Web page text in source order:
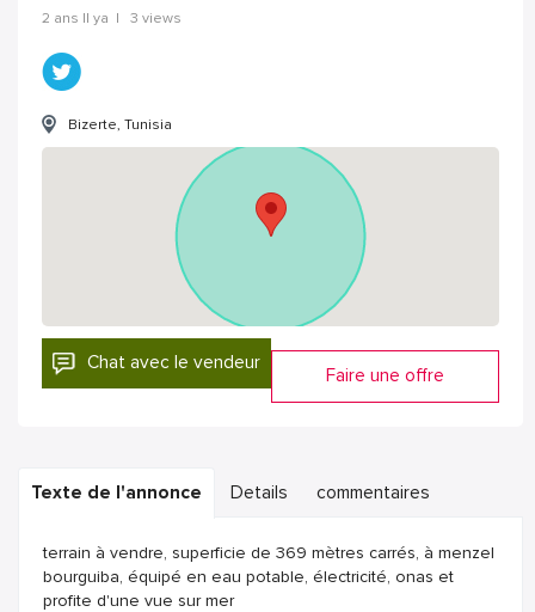
2 ans Il ya | 3 views
Bizerte, Tunisia
Chat avec le vendeur
Faire une offre
Texte de l'annonce Details commentaires
terrain à vendre, superficie de 369 mètres carrés, à menzel
bourguiba, équipé en eau potable, électricité, onas et
profite d'une vue sur mer